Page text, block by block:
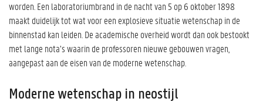
worden. Een laboratoriumbrand in de nacht van 5 op 6 oktober 1898
maakt duidelijk tot wat voor een explosieve situatie wetenschap in de
binnenstad kan leiden. De academische overheid wordt dan ook bestookt
met lange nota’s waarin de professoren nieuwe gebouwen vragen,
aangepast aan de eisen van de moderne wetenschap.
Moderne wetenschap in neostijl